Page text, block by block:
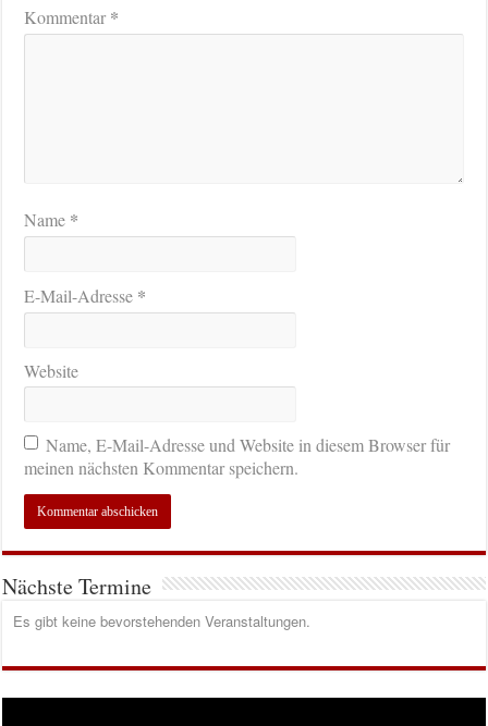
Kommentar*
Name *
E-Mail-Adresse *
Website
Name, E-Mail-Adresse und Website in diesem Browser für
meinen nächsten Kommentar speichern.
Nächste Termine
Es gibt keine bevorstehenden Veranstaltungen.